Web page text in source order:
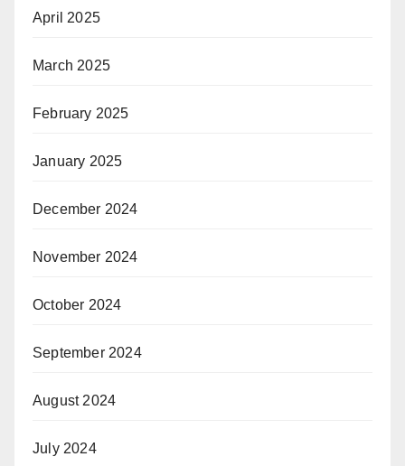
April 2025
March 2025
February 2025
January 2025
December 2024
November 2024
October 2024
September 2024
August 2024
July 2024